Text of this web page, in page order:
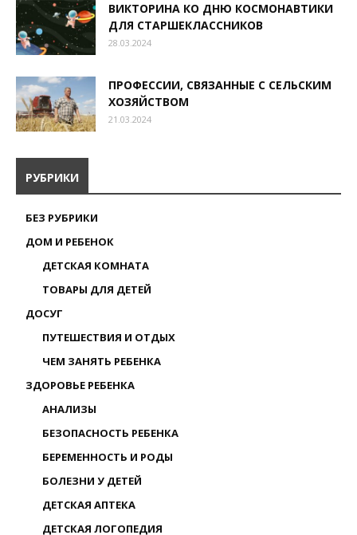
ВИКТОРИНА КО ДНЮ КОСМОНАВТИКИ
ДЛЯ СТАРШЕКЛАССНИКОВ
28.03.2024
ПРОФЕССИИ, СВЯЗАННЫЕ С СЕЛЬСКИМ
ХОЗЯЙСТВОМ
21.03.2024
РУБРИКИ
БЕЗ РУБРИКИ
ДОМ И РЕБЕНОК
ДЕТСКАЯ КОМНАТА
ТОВАРЫ ДЛЯ ДЕТЕЙ
ДОСУГ
ПУТЕШЕСТВИЯ И ОТДЫХ
ЧЕМ ЗАНЯТЬ РЕБЕНКА
ЗДОРОВЬЕ РЕБЕНКА
АНАЛИЗЫ
БЕЗОПАСНОСТЬ РЕБЕНКА
БЕРЕМЕННОСТЬ И РОДЫ
БОЛЕЗНИ У ДЕТЕЙ
ДЕТСКАЯ АПТЕКА
ДЕТСКАЯ ЛОГОПЕДИЯ